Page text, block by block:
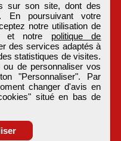
sur son site, dont des
En poursuivant votre
notre utilisation de
et notre politique de
des services adaptés à
statistiques de visites.
de personnaliser vos
"Personnaliser". Par
changer d'avis en
situé en bas de